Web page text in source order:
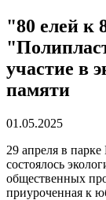
"80 елей к
участие в
памяти
01.05.2025
29 апреля в
состоялось
общественных
приуроченная к